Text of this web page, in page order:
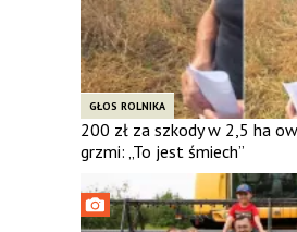
GŁOS ROLNIKA
200 zł za szkody w 2,5 ha
grzmi: „To jest śmiech”